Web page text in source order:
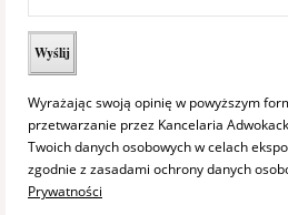
Wyrażając swoją opinię w powyższym
przetwarzanie przez Kancelaria
Twoich danych osobowych w celach
zgodnie z zasadami ochrony danych
Prywatności